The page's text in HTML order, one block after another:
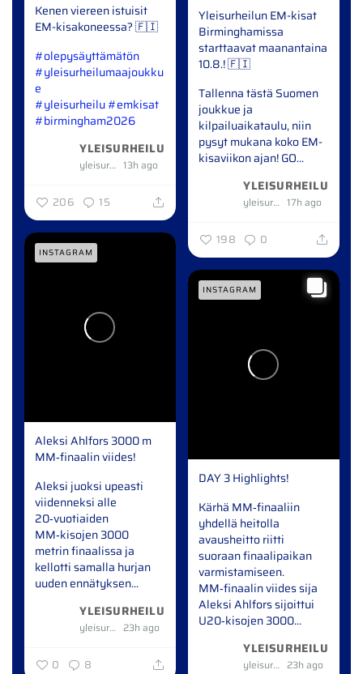
Kenen viereen istuisit
EM-kisakoneessa? 🇫🇮️
#olepysäyttämätön
#yleisurheilumaajoukku
e
#yleisurheilu#emkisat
#birmingham2026
YLEISURHEILU
yleisurheilu 13h ago
206 15
Yleisurheilun EM-kisat
Birminghamissa
starttaavat maanantaina
10.8.! ️🇫🇮
Tallenna tästä Suomen
joukkue ja
kilpailuaikataulu, niin
pysyt mukana koko EM-
kisaviikon ajan!GO...
YLEISURHEILU
yleisurheilu 17h ago
198 0
Aleksi Ahlfors 3000 m
MM‑finaalin viides!
Aleksi juoksi upeasti
viidenneksi alle
20‑vuotiaiden
MM‑kisojen 3000
metrin finaalissa ja
kellotti samalla hurjan
uuden ennätyksen...
YLEISURHEILU
yleisurheilu 23h ago
INSTAGRAM
0 8
DAY 3 Highlights!
Kärhä MM‑finaaliin
yhdellä heitolla
avausheitto riitti
suoraan finaalipaikan
varmistamiseen.
MM‑finaalin viides sija
Aleksi Ahlfors sijoittui
U20‑kisojen 3000...
YLEISURHEILU
yleisurheilu 23h ago
INSTAGRAM